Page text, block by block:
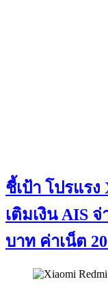
ชี้เป้า โปรแรง
เติมเงิน AIS จ่
บาท ค่าเน็ต